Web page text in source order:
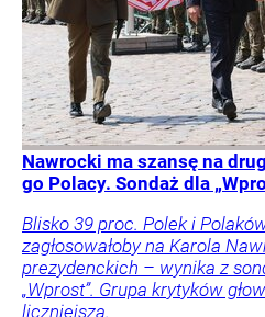
Nawrocki ma szansę na
go Polacy. Sondaż dla
Blisko 39 proc. Polek i
zagłosowałoby na Karola
prezydenckich – wynika z
„Wprost”. Grupa krytyków
liczniejsza.